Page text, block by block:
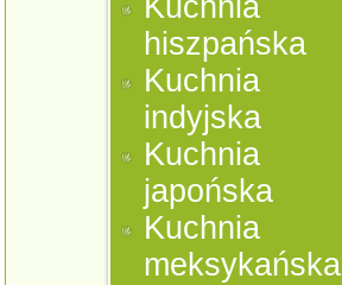
Kuchnia
hiszpańska
Kuchnia
indyjska
Kuchnia
japońska
Kuchnia
meksykańska